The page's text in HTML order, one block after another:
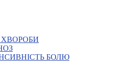
область
область
область
область
БОЛЮ